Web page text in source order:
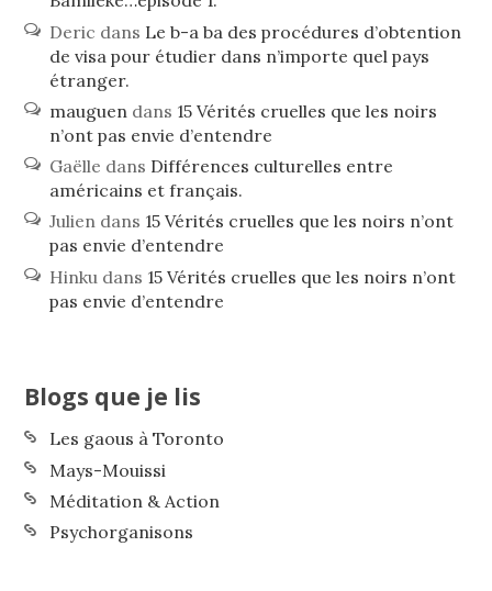
Deric dans Le b-a ba des procédures d’obtention
de visa pour étudier dans n’importe quel pays
étranger.
mauguen dans 15 Vérités cruelles que les noirs
n’ont pas envie d’entendre
Gaëlle dans Différences culturelles entre
américains et français.
Juliendans 15 Vérités cruelles que les noirs n’ont
pas envie d’entendre
Hinku dans 15 Vérités cruelles que les noirs n’ont
pas envie d’entendre
Blogs que je lis
Les gaous à Toronto
Mays-Mouissi
Méditation & Action
Psychorganisons